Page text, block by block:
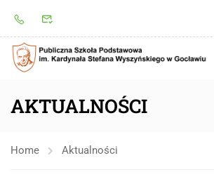
AKTUALNOŚCI
Home Aktualności